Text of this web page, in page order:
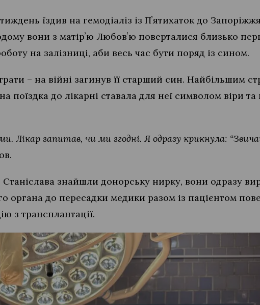
їздив на гемодіаліз із Пʼятихаток до
вони з матірʼю Любовʼю поверталися близько
на залізниці, аби весь час бути поряд із сином.
– на війні загинув її старший син. Найбільшим
до лікарні ставала для неї символом віри та
Лікар запитав, чи ми згодні. Я одразу крикнула:
знайшли донорську нирку, вони одразу
органа до пересадки медики разом із пацієнтом
з трансплантації.